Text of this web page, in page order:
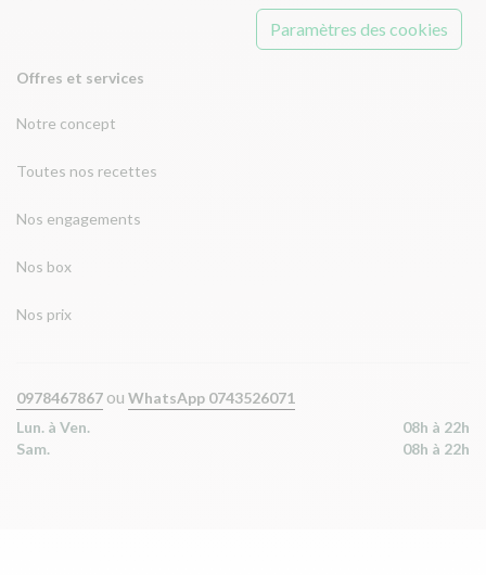
Offres et services
Notre concept
Toutes nos recettes
Nos engagements
Nos box
Nos prix
Paramètres des cookies
0978467867 ou WhatsApp 0743526071
Lun. à Ven.
08h à 22h
Sam.
08h à 22h